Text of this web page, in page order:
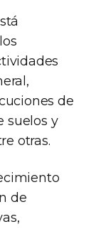
de
suelos y
otras.
de